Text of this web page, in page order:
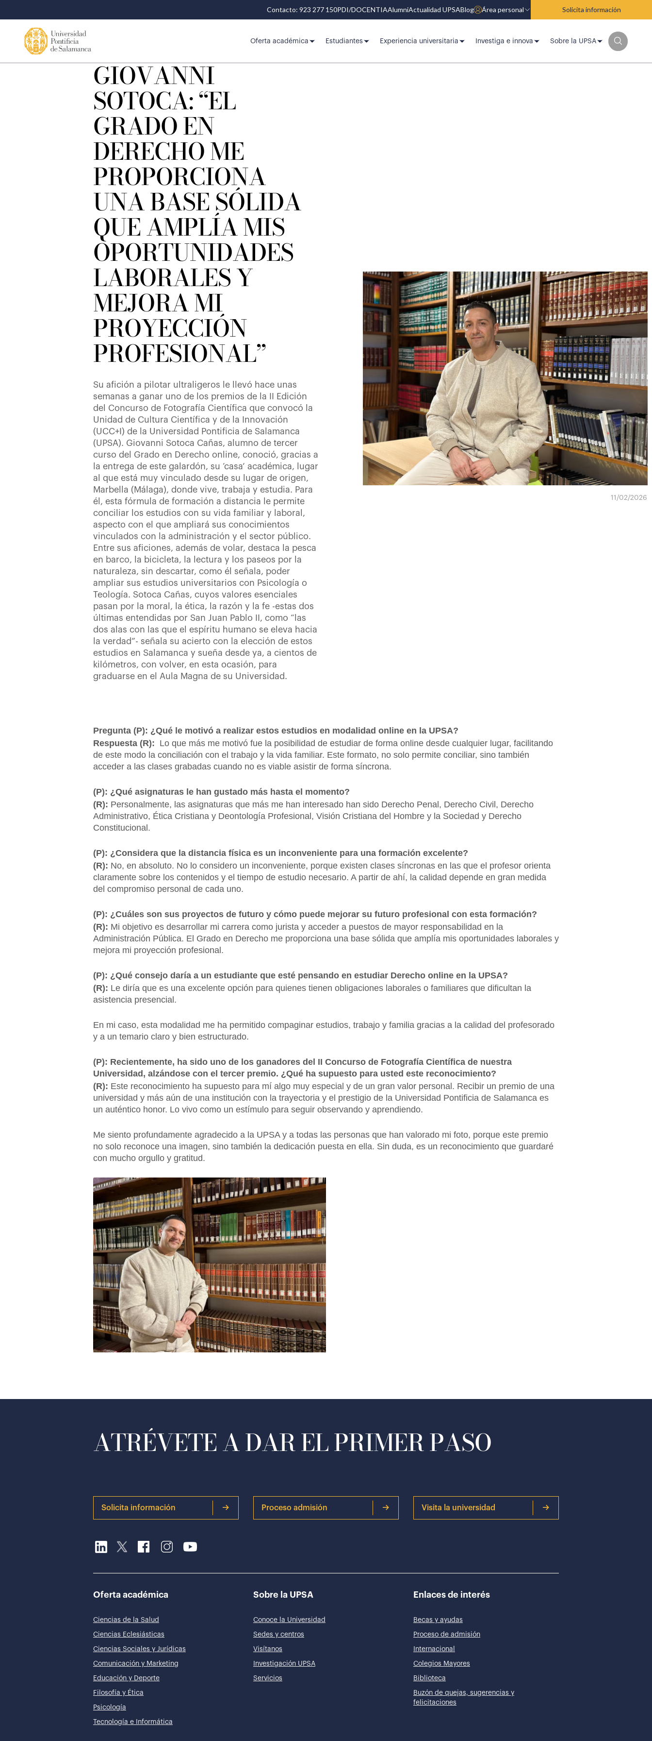
Contacto: 923 277 150PDI/DOCENTIAAlumniActualidad UPSABlog Área personal Solicita información
Oferta académica Estudiantes Experiencia universitaria Investiga e innova Sobre la UPSA
GIOVANNI
SOTOCA: “EL
GRADO EN
DERECHO ME
PROPORCIONA
UNA BASE SÓLIDA
QUE AMPLÍA MIS
OPORTUNIDADES
LABORALES Y
MEJORA MI
PROYECCIÓN
PROFESIONAL”
Su afición a pilotar ultraligeros le llevó hace unas
semanas a ganar uno de los premios de la II Edición
del Concurso de Fotografía Científica que convocó la
Unidad de Cultura Científica y de la Innovación
(UCC+I) de la Universidad Pontificia de Salamanca
(UPSA). Giovanni Sotoca Cañas, alumno de tercer
curso del Grado en Derecho online, conoció, gracias a
la entrega de este galardón, su ‘casa’ académica, lugar
al que está muy vinculado desde su lugar de origen,
Marbella (Málaga), donde vive, trabaja y estudia. Para
él, esta fórmula de formación a distancia le permite
conciliar los estudios con su vida familiar y laboral,
aspecto con el que ampliará sus conocimientos
vinculados con la administración y el sector público.
Entre sus aficiones, además de volar, destaca la pesca
en barco, la bicicleta, la lectura y los paseos por la
naturaleza, sin descartar, como él señala, poder
ampliar sus estudios universitarios con Psicología o
Teología. Sotoca Cañas, cuyos valores esenciales
pasan por la moral, la ética, la razón y la fe -estas dos
últimas entendidas por San Juan Pablo II, como “las
dos alas con las que el espíritu humano se eleva hacia
la verdad”- señala su acierto con la elección de estos
estudios en Salamanca y sueña desde ya, a cientos de
kilómetros, con volver, en esta ocasión, para
graduarse en el Aula Magna de su Universidad.
11/02/2026
Pregunta (P): ¿Qué le motivó a realizar estos estudios en modalidad online en la UPSA?
Respuesta (R): Lo que más me motivó fue la posibilidad de estudiar de forma online desde cualquier lugar, facilitando
de este modo la conciliación con el trabajo y la vida familiar. Este formato, no solo permite conciliar, sino también
acceder a las clases grabadas cuando no es viable asistir de forma síncrona.
(P): ¿Qué asignaturas le han gustado más hasta el momento?
(R): Personalmente, las asignaturas que más me han interesado han sido Derecho Penal, Derecho Civil, Derecho
Administrativo, Ética Cristiana y Deontología Profesional, Visión Cristiana del Hombre y la Sociedad y Derecho
Constitucional.
(P): ¿Considera que la distancia física es un inconveniente para una formación excelente?
(R): No, en absoluto. No lo considero un inconveniente, porque existen clases síncronas en las que el profesor orienta
claramente sobre los contenidos y el tiempo de estudio necesario. A partir de ahí, la calidad depende en gran medida
del compromiso personal de cada uno.
(P): ¿Cuáles son sus proyectos de futuro y cómo puede mejorar su futuro profesional con esta formación?
(R): Mi objetivo es desarrollar mi carrera como jurista y acceder a puestos de mayor responsabilidad en la
Administración Pública. El Grado en Derecho me proporciona una base sólida que amplía mis oportunidades laborales y
mejora mi proyección profesional.
(P): ¿Qué consejo daría a un estudiante que esté pensando en estudiar Derecho online en la UPSA?
(R): Le diría que es una excelente opción para quienes tienen obligaciones laborales o familiares que dificultan la
asistencia presencial.
En mi caso, esta modalidad me ha permitido compaginar estudios, trabajo y familia gracias a la calidad del profesorado
y a un temario claro y bien estructurado.
(P): Recientemente, ha sido uno de los ganadores del II Concurso de Fotografía Científica de nuestra
Universidad, alzándose con el tercer premio. ¿Qué ha supuesto para usted este reconocimiento?
(R): Este reconocimiento ha supuesto para mí algo muy especial y de un gran valor personal. Recibir un premio de una
universidad y más aún de una institución con la trayectoria y el prestigio de la Universidad Pontificia de Salamanca es
un auténtico honor. Lo vivo como un estímulo para seguir observando y aprendiendo.
Me siento profundamente agradecido a la UPSA y a todas las personas que han valorado mi foto, porque este premio
no solo reconoce una imagen, sino también la dedicación puesta en ella. Sin duda, es un reconocimiento que guardaré
con mucho orgullo y gratitud.
ATRÉVETE A DAR EL PRIMER PASO
Solicita información Proceso admisión Visita la universidad
Oferta académica
Ciencias de la Salud
Ciencias Eclesiásticas
Ciencias Sociales y Jurídicas
Comunicación y Marketing
Educación y Deporte
Filosofía y Ética
Psicología
Tecnología e Informática
Sobre la UPSA
Conoce la Universidad
Sedes y centros
Visítanos
Investigación UPSA
Servicios
Enlaces de interés
Becas y ayudas
Proceso de admisión
Internacional
Colegios Mayores
Biblioteca
Buzón de quejas, sugerencias y
felicitaciones